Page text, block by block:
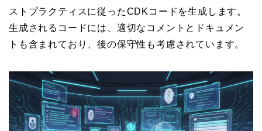
ストプラクティスに従ったCDKコードを生成します。
生成されるコードには、適切なコメントとドキュメン
トも含まれており、後の保守性も考慮されています。